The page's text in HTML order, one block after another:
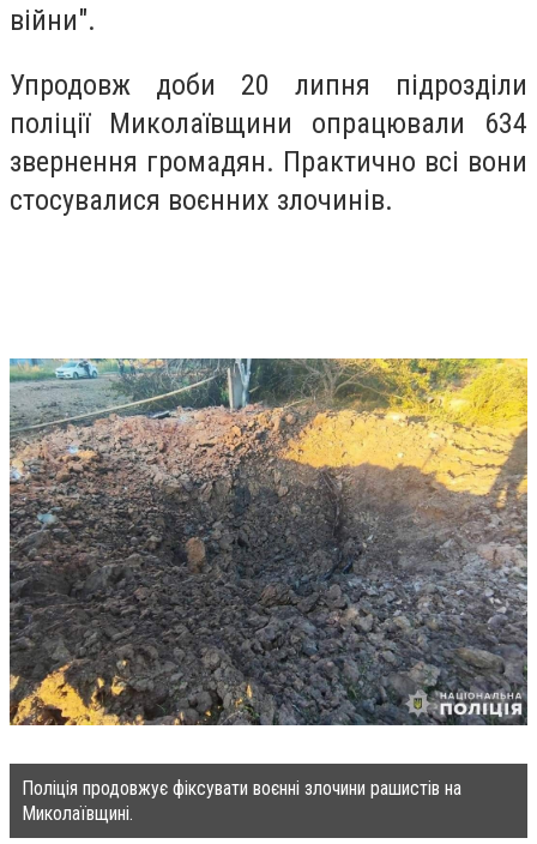
війни".
Упродовж доби 20 липня підрозділи
поліції Миколаївщини опрацювали 634
звернення громадян. Практично всі вони
стосувалися воєнних злочинів.
Поліція продовжує фіксувати воєнні злочини рашистів на
Миколаївщині.